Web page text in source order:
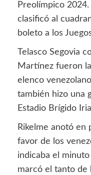
Preolímpico
clasificó al
boleto a los
Telasco Segovia
Martínez fueron
elenco
también hizo una
Estadio Brígido
Rikelme anotó
favor de los
indicaba el
marcó el tanto de